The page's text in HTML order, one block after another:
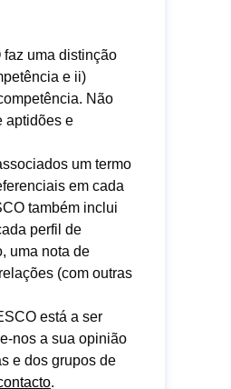
uma distinção
e ii)
Não
aptidões e
um termo
em cada
também inclui
perfil de
uma nota de
(com outras
está a ser
nos a sua opinião
e dos grupos de
.